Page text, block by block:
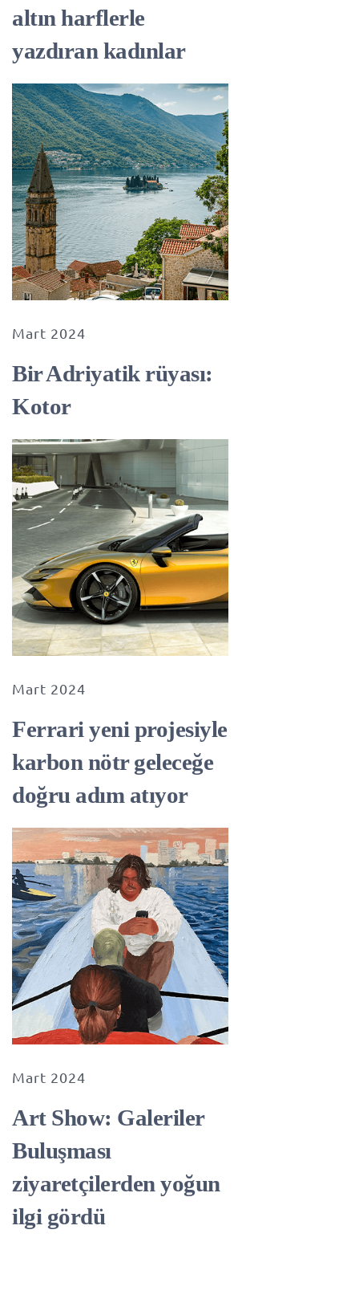
altın harflerle
yazdıran kadınlar
Mart 2024
Bir Adriyatik rüyası:
Kotor
Mart 2024
Ferrari yeni projesiyle
karbon nötr geleceğe
doğru adım atıyor
Mart 2024
Art Show: Galeriler
Buluşması
ziyaretçilerden yoğun
ilgi gördü